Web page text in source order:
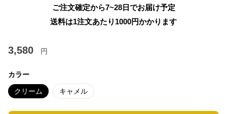
ご注文確定から7~28日でお届け予定
送料は1注文あたり 1000円かかります
3,580 円
カラー
クリーム キャメル